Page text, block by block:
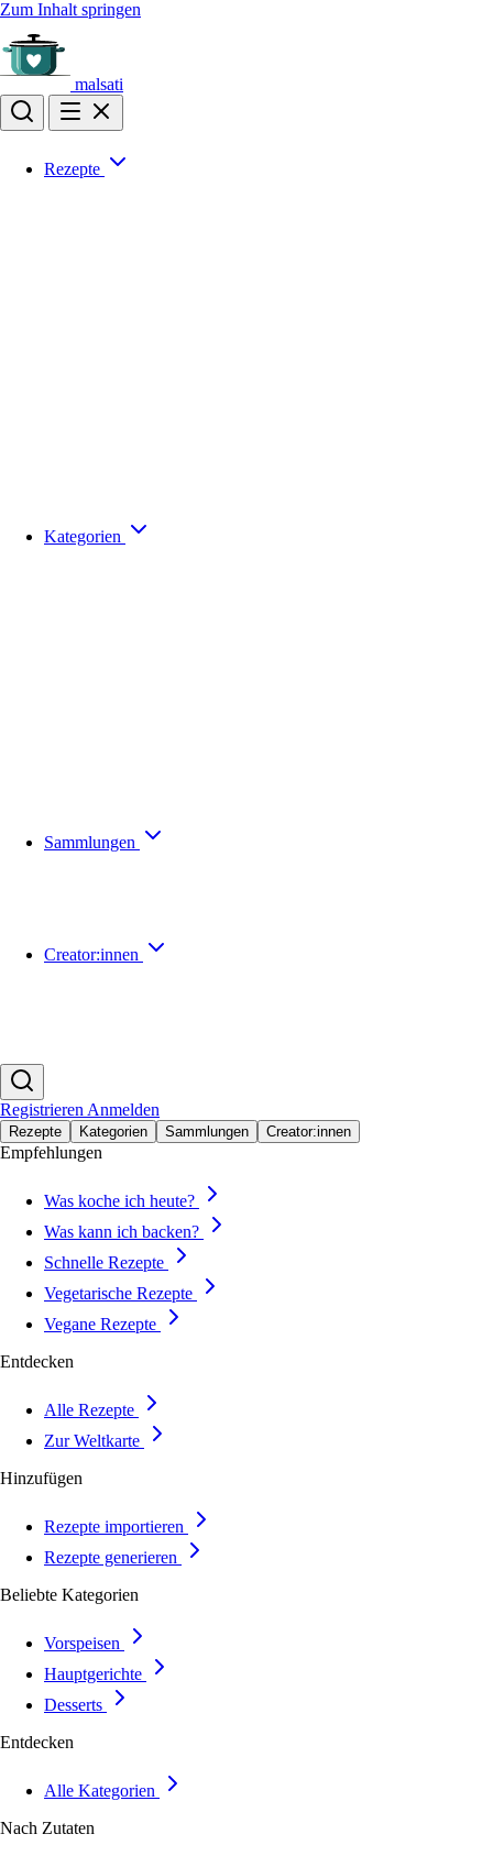
Zum Inhalt springen
malsati
Rezepte
Kategorien
Sammlungen
Creator:innen
Registrieren Anmelden
Rezepte Kategorien Sammlungen Creator:innen
Empfehlungen
Was koche ich heute?
Was kann ich backen?
Schnelle Rezepte
Vegetarische Rezepte
Vegane Rezepte
Entdecken
Alle Rezepte
Zur Weltkarte
Hinzufügen
Rezepte importieren
Rezepte generieren
Beliebte Kategorien
Vorspeisen
Hauptgerichte
Desserts
Entdecken
Alle Kategorien
Nach Zutaten